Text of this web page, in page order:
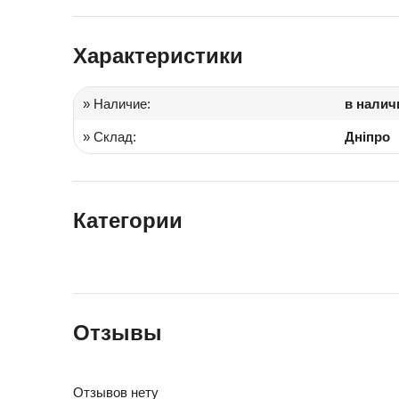
Подарки для детей
Характеристики
» Наличие: в
» Склад: Дніпро
Категории
Отзывы
Отзывов нету